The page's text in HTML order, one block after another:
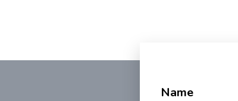
Name